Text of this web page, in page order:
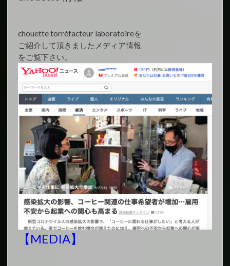
chouette torréfacteur laboratoireを
ご紹介して頂きましたメディア情報
をご覧下さい。
【MEDIA】